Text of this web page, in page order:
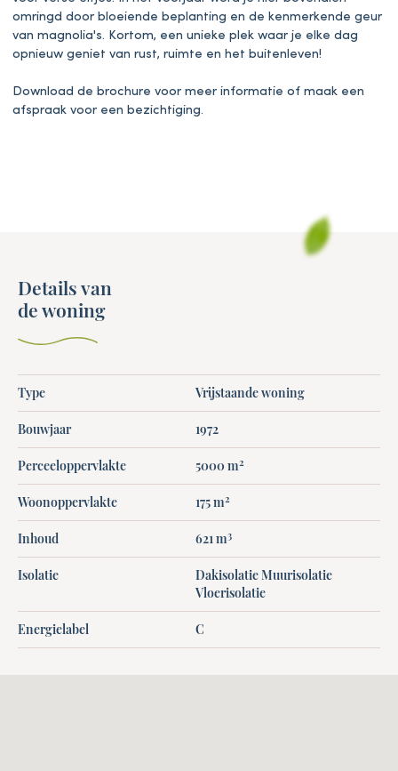
omringd door bloeiende beplanting en de kenmerkende geur
van magnolia's. Kortom, een unieke plek waar je elke dag
opnieuw geniet van rust, ruimte en het buitenleven!
Download de brochure voor meer informatie of maak een
afspraak voor een bezichtiging.
Details van
de woning
Type Vrijstaande woning
Bouwjaar 1972
Perceeloppervlakte 5000 m2
Woonoppervlakte 175 m2
Inhoud 621 m3
Isolatie
Dakisolatie Muurisolatie
Vloerisolatie
Energielabel C